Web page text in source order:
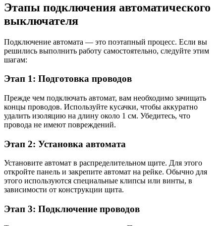
Этапы подключения автоматического
выключателя
Подключение автомата — это поэтапный процесс. Если вы
решились выполнить работу самостоятельно, следуйте этим
шагам:
Этап 1: Подготовка проводов
Прежде чем подключать автомат, вам необходимо зачищать
концы проводов. Используйте кусачки, чтобы аккуратно
удалить изоляцию на длину около 1 см. Убедитесь, что
провода не имеют повреждений.
Этап 2: Установка автомата
Установите автомат в распределительном щите. Для этого
откройте панель и закрепите автомат на рейке. Обычно для
этого используются специальные клипсы или винты, в
зависимости от конструкции щита.
Этап 3: Подключение проводов